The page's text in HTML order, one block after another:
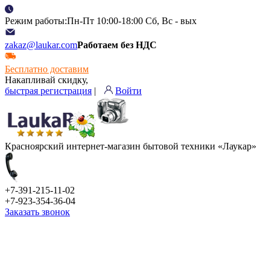
Режим работы:Пн-Пт 10:00-18:00 Сб, Вс - вых
zakaz@laukar.comРаботаем без НДС
Бесплатно доставим
Накапливай скидку,
быстрая регистрация | Войти
Красноярский интернет-магазин бытовой техники «Лаукар»
+7-391-215-11-02
+7-923-354-36-04
Заказать звонок